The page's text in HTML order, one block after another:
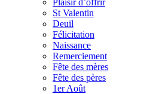
Plaisir d’offrir
St Valentin
Deuil
Félicitation
Naissance
Remerciement
Fête des mères
Fête des pères
1er Août